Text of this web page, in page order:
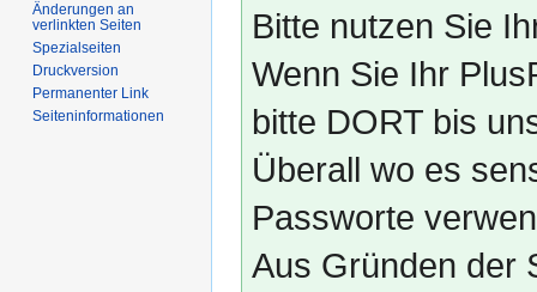
Bitte nutzen Sie
Wenn Sie Ihr
bitte DORT bis
Überall wo es
Passworte
Aus Gründen der
Änderungen an
verlinkten Seiten
Spezialseiten
Druckversion
Permanenter Link
Seiten­­informationen